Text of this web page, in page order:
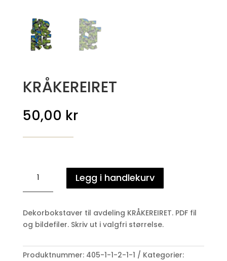
KRÅKEREIRET
50,00 kr
KRÅKEREIRET
antall
Legg i handlekurv
Dekorbokstaver til avdeling KRÅKEREIRET. PDF fil
og bildefiler. Skriv ut i valgfri størrelse.
Produktnummer: 405-1-1-2-1-1
Kategorier: